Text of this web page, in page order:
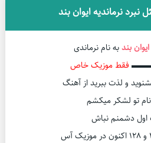
نرماندیه ایوان بند
ایوان بندبه نام نرماندی
فقط موزیک خاص
و لذت ببرید از آهنگ
تو لشکر میکشم
دشمنم نباش